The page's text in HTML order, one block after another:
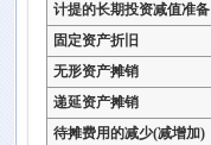
计提的长期投资减值准备
固定资产折旧
无形资产摊销
递延资产摊销
待摊费用的减少(减增加)